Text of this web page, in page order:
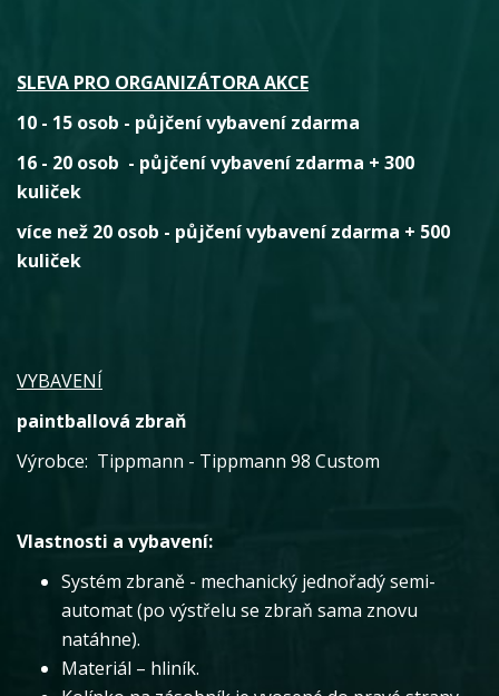
SLEVA PRO ORGANIZÁTORA AKCE
10 - 15 osob - půjčení vybavení zdarma
16 - 20 osob - půjčení vybavení zdarma + 300
kuliček
více než 20 osob - půjčení vybavení zdarma + 500
kuliček
VYBAVENÍ
paintballová zbraň
Výrobce: Tippmann - Tippmann 98 Custom
Vlastnosti a vybavení:
Systém zbraně - mechanický jednořadý semi-
automat (po výstřelu se zbraň sama znovu
natáhne).
Materiál – hliník.